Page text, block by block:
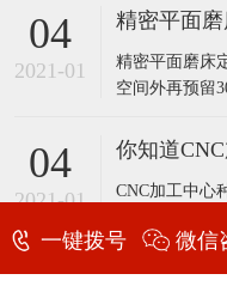
养，和每个季
何开始，这是
了解一下我们
的维修保养
04
2021-01
精密平面
精密平面磨
空间外再预留
2、每三个月
底脚螺丝。 精密平面磨床砂轮； 1、所选砂
轮须能承受
04
2021-01
CNC加工中
心等......
简述中走
一键拨号 微信